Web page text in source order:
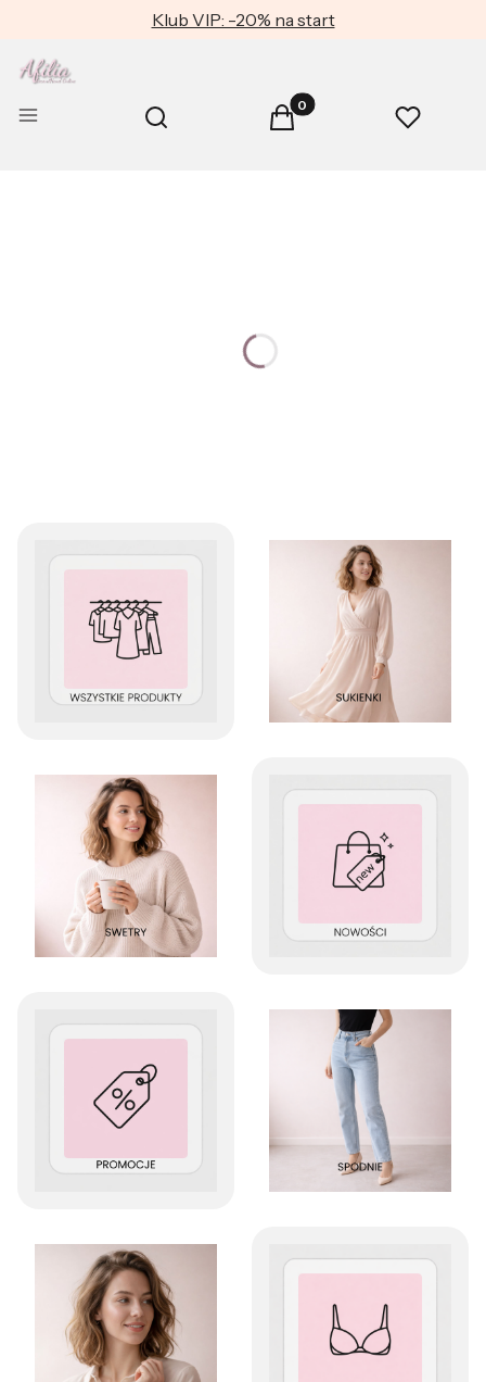
Klub VIP: -20% na start
Menu Otwórz wyszukiwarkę
Szukaj Produkty w koszyku: 0.
Koszyk Ulubione